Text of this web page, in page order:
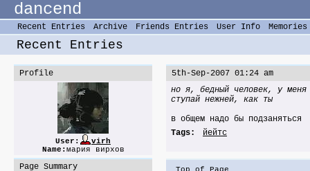
dancend
Recent Entries Archive Friends Entries User Info Memories
Recent Entries
Profile
User:
virh
Name: мария вирхов
Page Summary
5th-Sep-2007 01:24 am
но я, бедный человек, у меня
ступай нежней, как ты
в общем надо бы подзаняться
Tags:
йейтс